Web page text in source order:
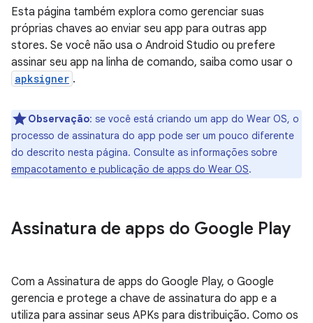
Esta página também explora como gerenciar suas
próprias chaves ao enviar seu app para outras app
stores. Se você não usa o Android Studio ou prefere
assinar seu app na linha de comando, saiba como usar o
apksigner .
Observação: se você está criando um app do Wear OS, o
processo de assinatura do app pode ser um pouco diferente
do descrito nesta página. Consulte as informações sobre
empacotamento e publicação de apps do Wear OS.
Assinatura de apps do Google Play
Com a Assinatura de apps do Google Play, o Google
gerencia e protege a chave de assinatura do app e a
utiliza para assinar seus APKs para distribuição. Como os